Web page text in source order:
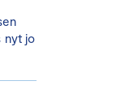
nyt jo